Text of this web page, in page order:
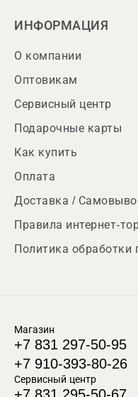
ИНФОРМАЦИЯ
О компании
Оптовикам
Сервисный центр
Подарочные карты
Как купить
Оплата
Доставка /
Правила интернет-
Политика
Магазин
+7 831 297-50-95
+7 910-393-80-26
Сервисный центр